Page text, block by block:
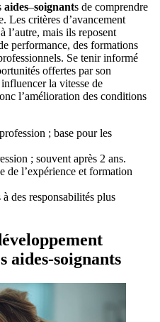
aides–soignants de comprendre
Les critères d’avancement
l’autre, mais ils reposent
performance, des formations
Se tenir informé
offertes par son
la vitesse de
l’amélioration des conditions
; base pour les
; souvent après 2 ans.
de l’expérience et formation
à des responsabilités plus
aides-soignants